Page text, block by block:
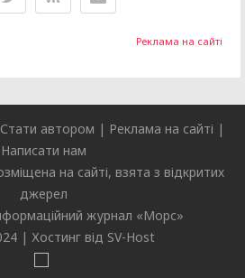
Реклама на сайті
Стати автором | Реклама на сайті |
Написати нам
на сайті, взята з відкритих
джерел
журнал «Морс»
| Хостинг від SV-Host